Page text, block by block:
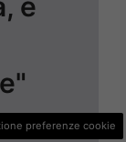
preferenze cookie